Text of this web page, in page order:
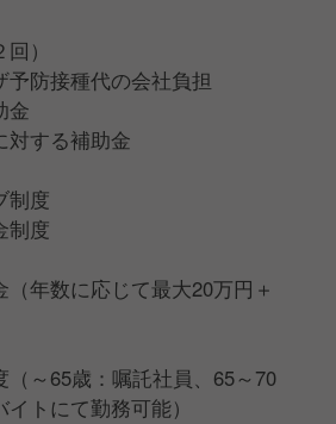
）
予防接種代の会社負担
金
対する補助金
制度
制度
（年数に応じて最大20万円＋
（～65歳：嘱託社員、65～70
トにて勤務可能）